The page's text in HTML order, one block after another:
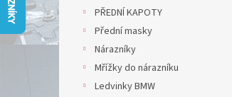
p
a
n
PŘEDNÍ KAPOTY
Přední masky
Nárazníky
Mřížky do nárazníku
Ledvinky BMW